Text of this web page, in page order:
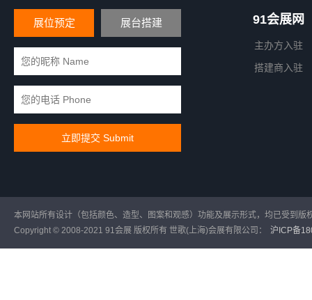
展位预定 展台搭建 91会展网
主办方入驻
搭建商入驻
本网站所有设计（包括颜色、造型、图案和观感）功能及展示形式，均已受到
Copyright © 2008-2021 91会展 版权所有 世歌(上海)会展有限公司：
沪ICP备